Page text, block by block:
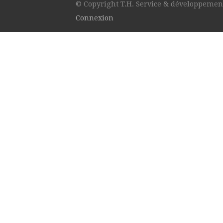
© Copyright T.H. Service &
Connexion